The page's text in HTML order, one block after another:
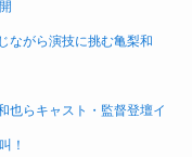
ながら演技に挑む亀梨和
也らキャスト・監督登壇イ
！